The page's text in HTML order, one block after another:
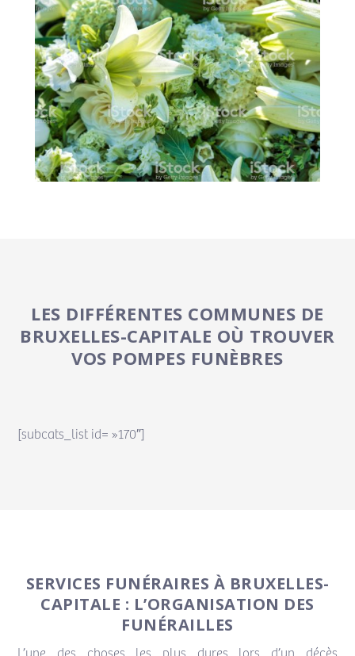
LES DIFFÉRENTES COMMUNES DE
BRUXELLES-CAPITALE OÙ TROUVER
VOS POMPES FUNÈBRES
[subcats_list id= »170″]
SERVICES FUNÉRAIRES À BRUXELLES-
CAPITALE : L’ORGANISATION DES
FUNÉRAILLES